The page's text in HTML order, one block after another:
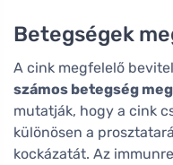
Betegségek
A cink megfelelő
számos betegség
mutatják, hogy a cink
különösen a
kockázatát. Az